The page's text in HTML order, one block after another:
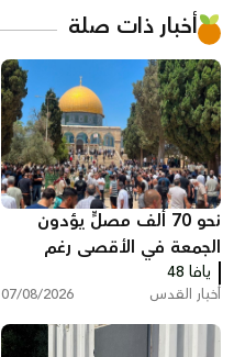
أخبار ذات صلة
نحو 70 ألف مصلٍّ يؤدون
الجمعة في الأقصى رغم
القيود الإسرائيلية
يافا 48
أخبار القدس 07/08/2026